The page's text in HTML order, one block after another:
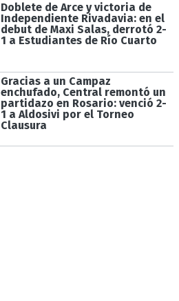
Doblete de Arce y victoria de
Independiente Rivadavia: en el
debut de Maxi Salas, derrotó 2-
1 a Estudiantes de Río Cuarto
Gracias a un Campaz
enchufado, Central remontó un
partidazo en Rosario: venció 2-
1 a Aldosivi por el Torneo
Clausura